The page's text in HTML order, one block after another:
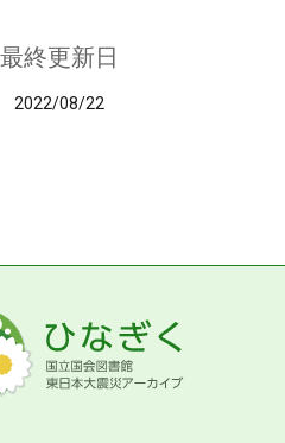
最終更新日
2022/08/22